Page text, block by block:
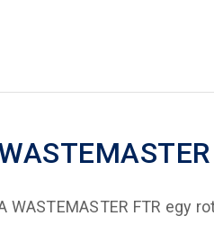
WASTEMASTER FTR egy